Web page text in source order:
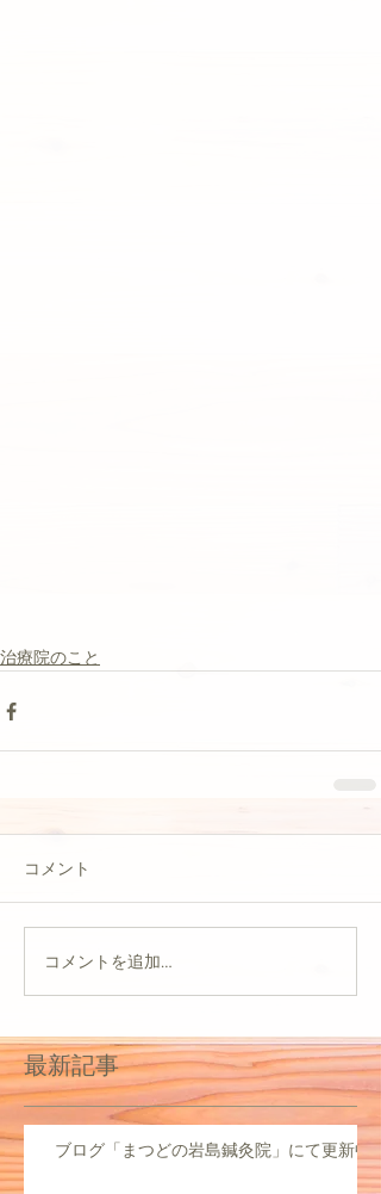
治療院のこと
コメント
コメントを追加…
最新記事
ブログ「まつどの岩島鍼灸院」にて更新中